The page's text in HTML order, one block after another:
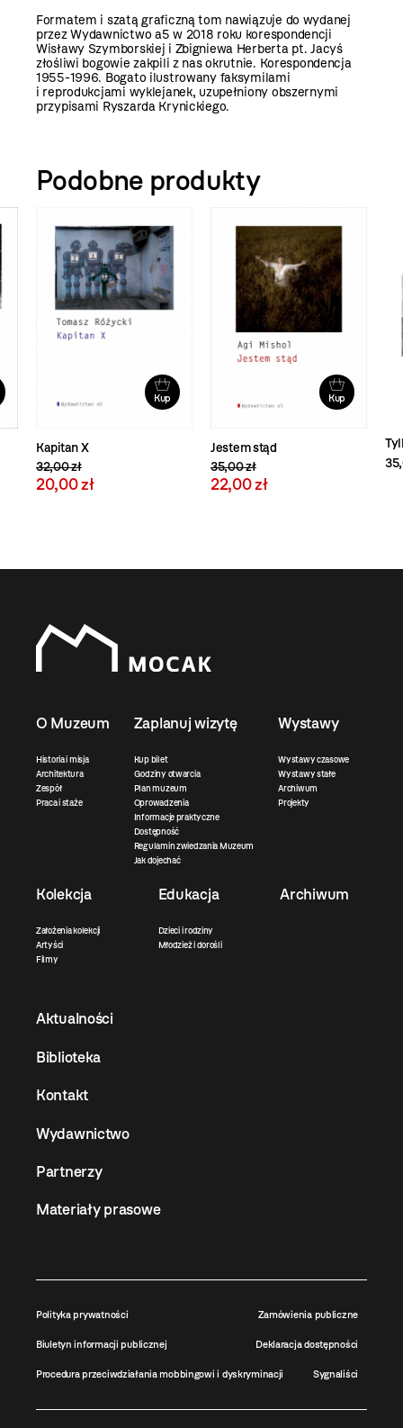
Formatem i szatą graficzną tom nawiązuje do wydanej
przez Wydawnictwo a5 w 2018 roku korespondencji
Wisławy Szymborskiej i Zbigniewa Herberta pt. Jacyś
złośliwi bogowie zakpili z nas okrutnie. Korespondencja
1955-1996. Bogato ilustrowany faksymilami
i reprodukcjami wyklejanek, uzupełniony obszernymi
przypisami Ryszarda Krynickiego.
Podobne produkty
Kup
Kapitan X
32,00 zł
20,00 zł
Kup
Jestem stąd
35,00 zł
22,00 zł
O Muzeum
Historia i misja
Architektura
Zespół
Praca i staże
Zaplanuj wizytę
Kup bilet
Godziny otwarcia
Plan muzeum
Oprowadzenia
Informacje praktyczne
Dostępność
Regulamin zwiedzania Muzeum
Jak dojechać
Wystawy
Wystawy czasowe
Wystawy stałe
Archiwum
Projekty
Kolekcja
Założenia kolekcji
Artyści
Filmy
Edukacja
Dzieci i rodziny
Młodzież i dorośli
Archiwum
Aktualności
Biblioteka
Kontakt
Wydawnictwo
Partnerzy
Materiały prasowe
Polityka prywatności Zamówienia publiczne
Biuletyn informacji publicznej Deklaracja dostępności
Procedura przeciwdziałania mobbingowi i dyskryminacji Sygnaliści